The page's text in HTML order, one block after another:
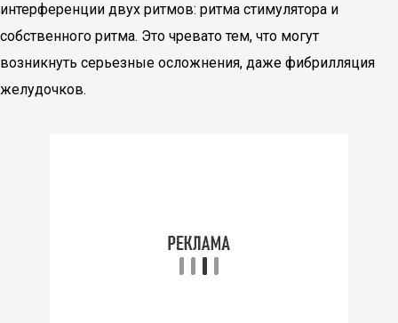
интерференции двух ритмов: ритма стимулятора и
собственного ритма. Это чревато тем, что могут
возникнуть серьезные осложнения, даже фибрилляция
желудочков.